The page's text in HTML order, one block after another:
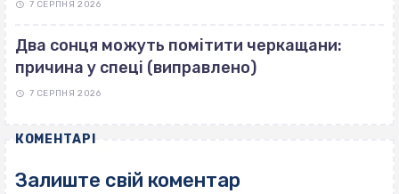
7 СЕРПНЯ 2026
Два сонця можуть помітити черкащани:
причина у спеці (виправлено)
7 СЕРПНЯ 2026
КОМЕНТАРІ
Залиште свій коментар